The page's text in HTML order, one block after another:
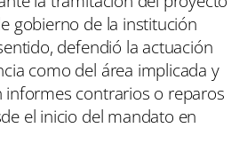
gobierno de la institución
defendió la actuación
como del área implicada y
informes contrarios o reparos
el inicio del mandato en